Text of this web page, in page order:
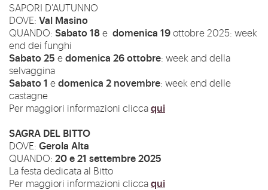
SAPORI D'AUTUNNO
DOVE: Val Masino
QUANDO: Sabato 18e domenica 19ottobre 2025: week
end dei funghi
Sabato 25 edomenica 26ottobre: week and della
selvaggina
Sabato 1 edomenica 2 novembre: week end delle
castagne
Per maggiori informazioni cliccaqui
SAGRA DEL BITTO
DOVE: Gerola Alta
QUANDO: 20 e 21 settembre 2025
La festa dedicata al Bitto
Per maggiori informazioni cliccaqui